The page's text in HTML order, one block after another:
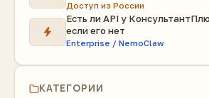
Доступ из России
Есть ли API у
если его нет
Enterprise / NemoClaw
КАТЕГОРИИ